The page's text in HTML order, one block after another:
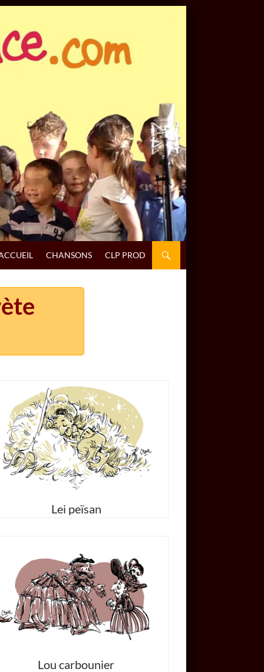
CHANSONS CLP PROD
Lei peïsan
Lou carbounier